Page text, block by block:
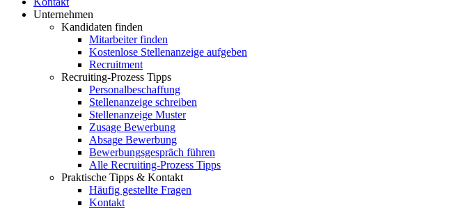
Unternehmen
Kandidaten finden
Mitarbeiter finden
Kostenlose Stellenanzeige aufgeben
Recruitment
Recruiting-Prozess Tipps
Personalbeschaffung
Stellenanzeige schreiben
Stellenanzeige Muster
Zusage Bewerbung
Absage Bewerbung
Bewerbungsgespräch führen
Alle Recruiting-Prozess Tipps
Praktische Tipps & Kontakt
Häufig gestellte Fragen
Kontakt